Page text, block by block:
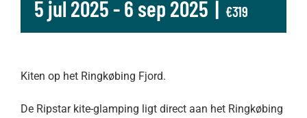
5 jul 2025-6 sep 2025 | €319
Kiten op het Ringkøbing Fjord.
De Ripstar kite-glamping ligt direct aan het Ringkøbing